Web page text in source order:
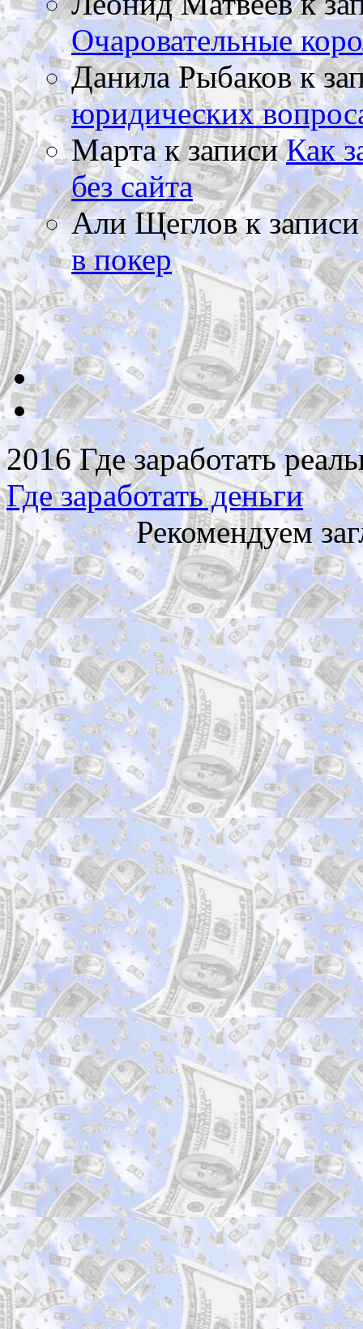
Очаровательные
Данила Рыбаковк
юридических
Мартак записиКак
без сайта
Али Щегловк
в покер
2016 Где заработать
Где заработать деньги
Рекомендуем